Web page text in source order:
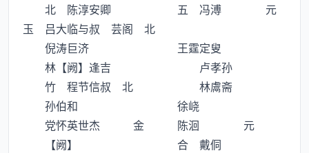
北 陈淳安卿 五 冯溥 元
玉 吕大临与叔 芸阁 北
倪涛巨济 王霆定叟
林【阙】逢吉 卢孝孙
竹 程节信叔 北 林鬳斋
孙伯和 徐峣
党怀英世杰 金 陈洄 元
【阙】 合 戴侗